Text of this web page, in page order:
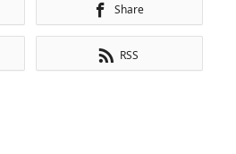
Share
RSS